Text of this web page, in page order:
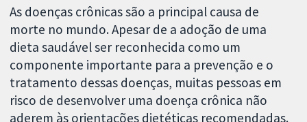
As doenças crônicas são a principal causa de
morte no mundo. Apesar de a adoção de uma
dieta saudável ser reconhecida como um
componente importante para a prevenção e o
tratamento dessas doenças, muitas pessoas em
risco de desenvolver uma doença crônica não
aderem às orientações dietéticas recomendadas.